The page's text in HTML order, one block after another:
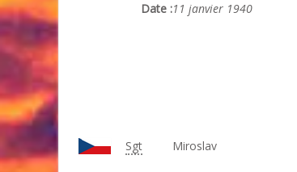
Date :11 janvier 1940
Sgt Miroslav